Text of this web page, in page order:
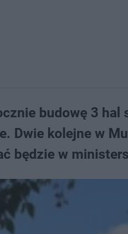
budowę 3
Dwie kolejne w
będzie w